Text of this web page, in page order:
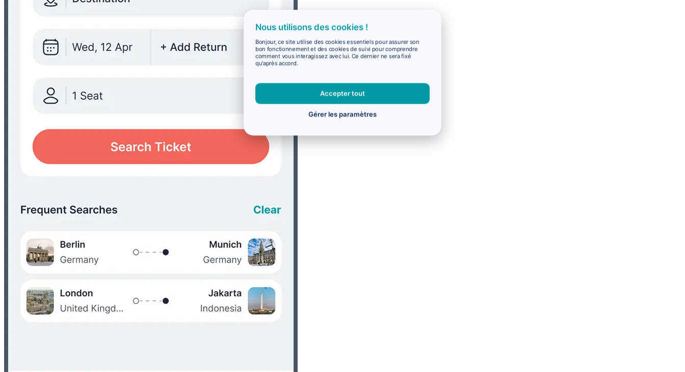
Nous utilisons des cookies !
Bonjour, ce site utilise des cookies essentiels pour assurer son
bon fonctionnement et des cookies de suivi pour comprendre
comment vous interagissez avec lui. Ce dernier ne sera fixé
qu'après accord.
Accepter tout
Gérer les paramètres